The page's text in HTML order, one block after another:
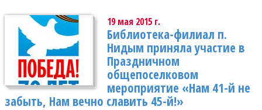
19 мая 2015 г.
Библиотека-филиал п.
Нидым приняла участие в
Праздничном
общепоселковом
мероприятие «Нам 41-й не
забыть, Нам вечно славить 45-й!»